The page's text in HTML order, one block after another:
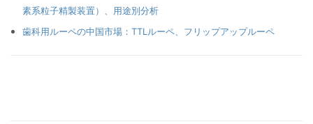
素系粒子精製装置）、用途別分析
歯科用ルーペの中国市場：TTLルーペ、フリップアップルーペ